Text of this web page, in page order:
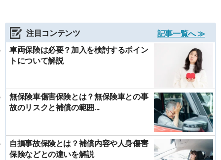
注目コンテンツ
記事一覧へ ≫
車両保険は必要？加入を検討するポイン
トについて解説
無保険車傷害保険とは？無保険車との事
故のリスクと補償の範囲...
自損事故保険とは？補償内容や人身傷害
保険などとの違いを解説